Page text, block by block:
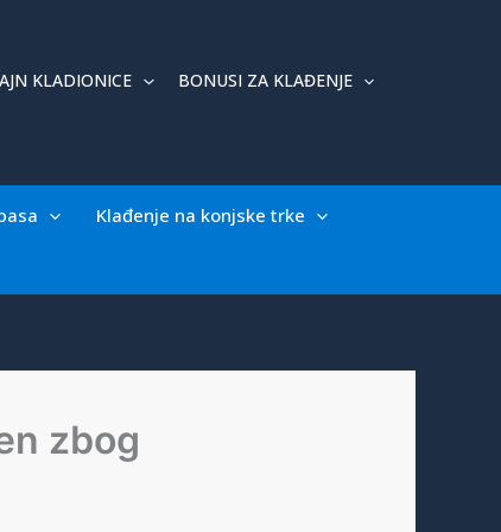
KLADIONICE
BONUSI ZA KLAĐENJE
Klađenje na konjske trke
zbog